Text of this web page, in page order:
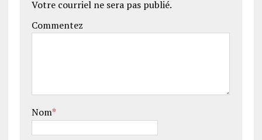
Votre courriel ne sera pas publié.
Commentez
Nom*